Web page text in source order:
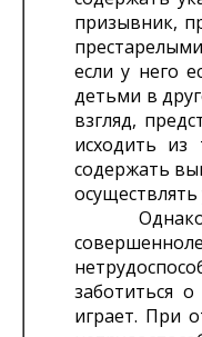
призывник,
если у него
детьми в
взгляд,
исходить
содержать
Однако в
заботиться
играет. При